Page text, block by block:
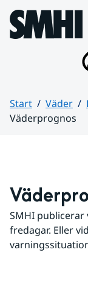
Hoppa till sidans
Start Väder
Väderprognos
SMHI
fredagar. Eller